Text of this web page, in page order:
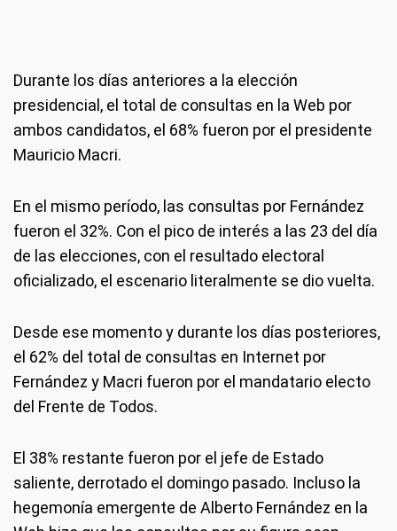
Durante los días anteriores a la elección
presidencial, el total de consultas en la Web por
ambos candidatos, el 68% fueron por el presidente
Mauricio Macri.
En el mismo período, las consultas por Fernández
fueron el 32%. Con el pico de interés a las 23 del día
de las elecciones, con el resultado electoral
oficializado, el escenario literalmente se dio vuelta.
Desde ese momento y durante los días posteriores,
el 62% del total de consultas en Internet por
Fernández y Macri fueron por el mandatario electo
del Frente de Todos.
El 38% restante fueron por el jefe de Estado
saliente, derrotado el domingo pasado. Incluso la
hegemonía emergente de Alberto Fernández en la